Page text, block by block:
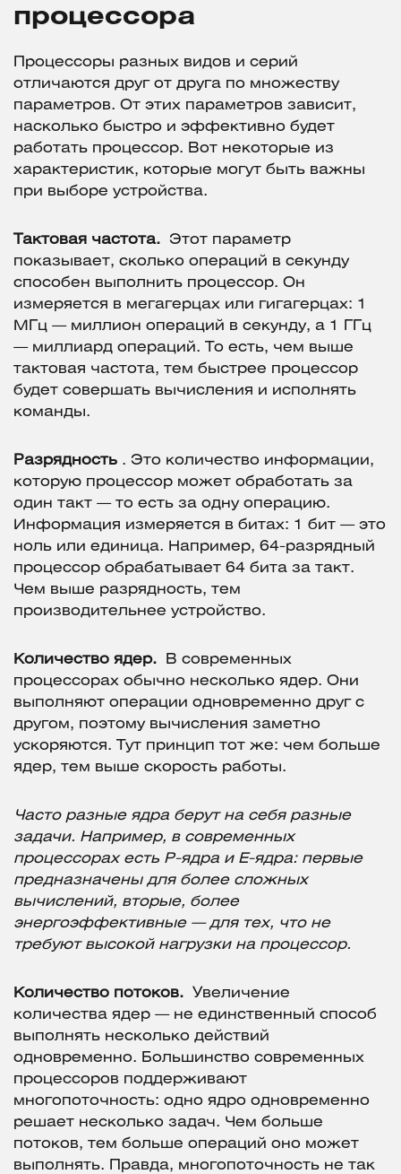
процессора
Процессоры разных видов и серий
отличаются друг от друга по множеству
параметров. От этих параметров зависит,
насколько быстро и эффективно будет
работать процессор. Вот некоторые из
характеристик, которые могут быть важны
при выборе устройства.
Тактовая частота.
Этот параметр
показывает, сколько операций в секунду
способен выполнить процессор. Он
измеряется в мегагерцах или гигагерцах: 1
МГц — миллион операций в секунду, а 1 ГГц
— миллиард операций. То есть, чем выше
тактовая частота, тем быстрее процессор
будет совершать вычисления и исполнять
команды.
Разрядность . Это количество информации,
которую процессор может обработать за
один такт — то есть за одну операцию.
Информация измеряется в битах: 1 бит — это
ноль или единица. Например, 64-разрядный
процессор обрабатывает 64 бита за такт.
Чем выше разрядность, тем
производительнее устройство.
Количество ядер.
В современных
процессорах обычно несколько ядер. Они
выполняют операции одновременно друг с
другом, поэтому вычисления заметно
ускоряются. Тут принцип тот же: чем больше
ядер, тем выше скорость работы.
Часто разные ядра берут на себя разные
задачи. Например, в современных
процессорах есть P-ядра и E-ядра: первые
предназначены для более сложных
вычислений, вторые, более
энергоэффективные — для тех, что не
требуют высокой нагрузки на процессор.
Количество потоков.
Увеличение
количества ядер — не единственный способ
выполнять несколько действий
одновременно. Большинство современных
процессоров поддерживают
многопоточность: одно ядро одновременно
решает несколько задач. Чем больше
потоков, тем больше операций оно может
выполнять. Правда, многопоточность не так